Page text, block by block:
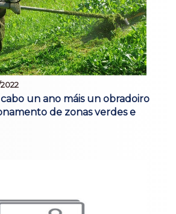
un ano máis un obradoiro
de zonas verdes e